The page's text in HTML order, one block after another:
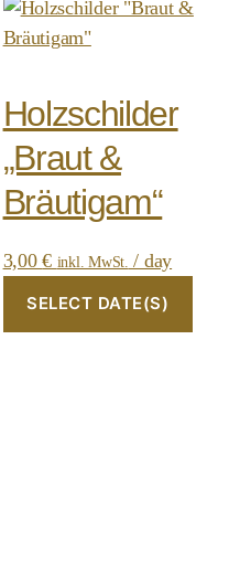
Holzschilder
„Braut &
Bräutigam“
3,00€ inkl. MwSt. / day
SELECT DATE(S)